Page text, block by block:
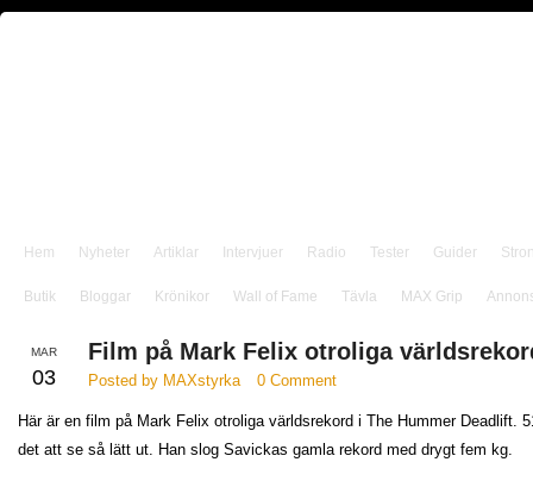
Hem Nyheter Artiklar Intervjuer Radio Tester Guider
Butik Bloggar Krönikor Wall of Fame Tävla MAX Grip
MAR
03
Film på Mark Felix otroliga
Posted by MAXstyrka 0 Comment
Här är en film på Mark Felix otroliga världsrekord i The Hummer Deadlift.
det att se så lätt ut. Han slog Savickas gamla rekord med drygt fem kg.